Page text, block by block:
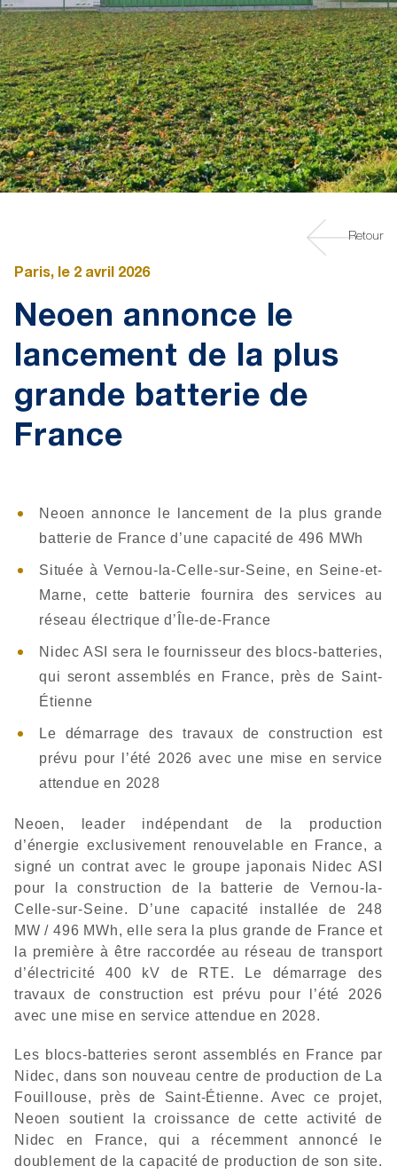
Retour
Paris, le 2 avril 2026
Neoen annonce le
lancement de la plus
grande batterie de
France
Neoen annonce le lancement de la plus grande
batterie de France d’une capacité de 496 MWh
Située à Vernou-la-Celle-sur-Seine, en Seine-et-
Marne, cette batterie fournira des services au
réseau électrique d’Île-de-France
Nidec ASI sera le fournisseur des blocs-batteries,
qui seront assemblés en France, près de Saint-
Étienne
Le démarrage des travaux de construction est
prévu pour l’été 2026 avec une mise en service
attendue en 2028
Neoen, leader indépendant de la production
d’énergie exclusivement renouvelable en France, a
signé un contrat avec le groupe japonais Nidec ASI
pour la construction de la batterie de Vernou-la-
Celle-sur-Seine. D’une capacité installée de 248
MW / 496 MWh, elle sera la plus grande de France et
la première à être raccordée au réseau de transport
d’électricité 400 kV de RTE. Le démarrage des
travaux de construction est prévu pour l’été 2026
avec une mise en service attendue en 2028.
Les blocs-batteries seront assemblés en France par
Nidec, dans son nouveau centre de production de La
Fouillouse, près de Saint-Étienne. Avec ce projet,
Neoen soutient la croissance de cette activité de
Nidec en France, qui a récemment annoncé le
doublement de la capacité de production de son site.